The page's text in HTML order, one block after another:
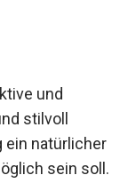
und
stilvoll
ein natürlicher
sein soll.